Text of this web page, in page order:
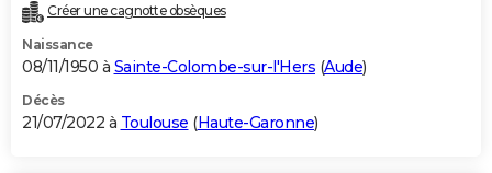
Créer une cagnotte obsèques
Naissance
08/11/1950 à Sainte-Colombe-sur-l'Hers (Aude)
Décès
21/07/2022 à Toulouse (Haute-Garonne)